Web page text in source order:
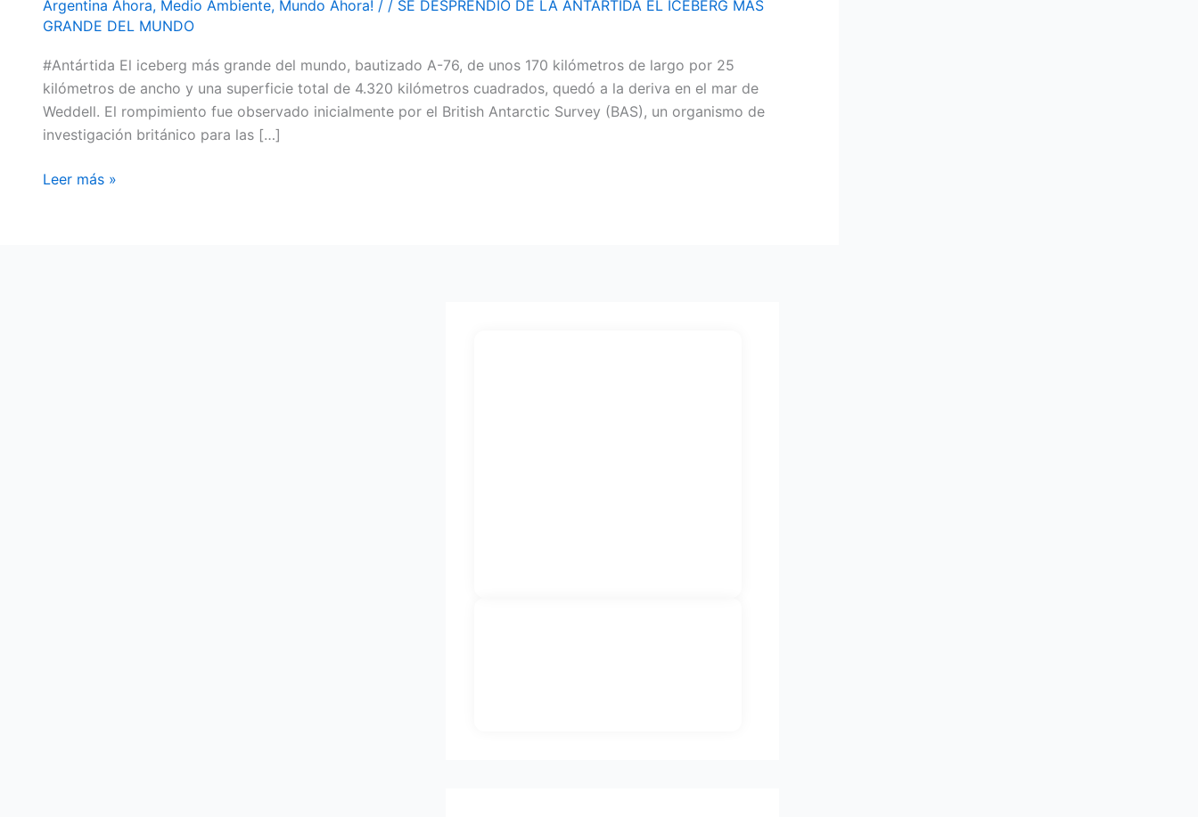
Argentina Ahora, Medio Ambiente, Mundo Ahora! / / SE DESPRENDIÓ DE LA ANTÁRTIDA EL ICEBERG MÁS
GRANDE DEL MUNDO
#Antártida El iceberg más grande del mundo, bautizado A-76, de unos 170 kilómetros de largo por 25
kilómetros de ancho y una superficie total de 4.320 kilómetros cuadrados, quedó a la deriva en el mar de
Weddell. El rompimiento fue observado inicialmente por el British Antarctic Survey (BAS), un organismo de
investigación británico para las […]
ANTÁRTIDA
ICEBERG
MÁS
GRANDE
DEL
Leer más »